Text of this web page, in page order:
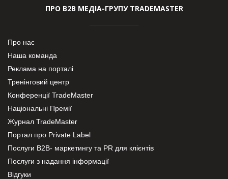
ПРО В2В МЕДІА-ГРУПУ TRADEMASTER
Про нас
Наша команда
Реклама на порталі
Тренінговий центр
Конференції TradeMaster
Національні Премії
Журнал TradeMaster
Портал про Private Label
Послуги В2В- маркетингу та PR для клієнтів
Послуги з надання інформації
Відгуки